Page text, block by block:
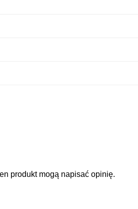
produkt mogą napisać opinię.